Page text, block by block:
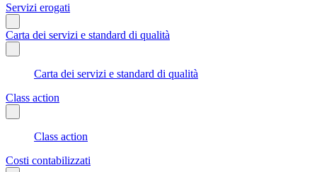
Servizi erogati
Carta dei servizi e standard di qualità
Carta dei servizi e standard di qualità
Class action
Class action
Costi contabilizzati